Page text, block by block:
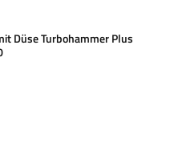
Düse Turbohammer Plus